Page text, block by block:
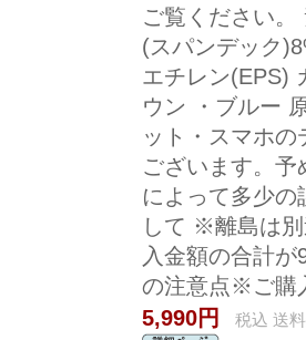
ご覧ください
(スパンデック
エチレン(EPS)
ウン ・ブルー
ット・スマホ
ございます。
によって多少
して ※離島は
入金額の合計
の注意点※ご購
5,990円
税込 送